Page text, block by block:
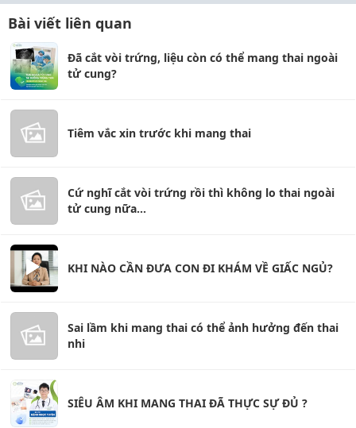
Bài viết liên quan
Đã cắt vòi trứng, liệu còn có thể mang thai ngoài
tử cung?
Tiêm vắc xin trước khi mang thai
Cứ nghĩ cắt vòi trứng rồi thì không lo thai ngoài
tử cung nữa...
KHI NÀO CẦN ĐƯA CON ĐI KHÁM VỀ GIẤC NGỦ?
Sai lầm khi mang thai có thể ảnh hưởng đến thai
nhi
SIÊU ÂM KHI MANG THAI ĐÃ THỰC SỰ ĐỦ ?